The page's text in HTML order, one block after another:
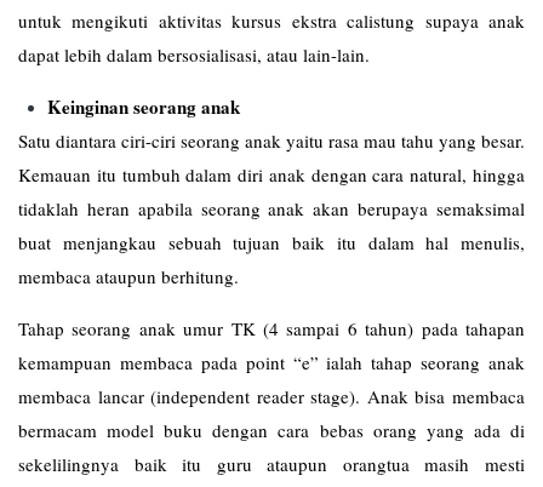
untuk mengikuti aktivitas kursus ekstra calistung supaya anak
dapat lebih dalam bersosialisasi, atau lain-lain.
Keinginan seorang anak
Satu diantara ciri-ciri seorang anak yaitu rasa mau tahu yang besar.
Kemauan itu tumbuh dalam diri anak dengan cara natural, hingga
tidaklah heran apabila seorang anak akan berupaya semaksimal
buat menjangkau sebuah tujuan baik itu dalam hal menulis,
membaca ataupun berhitung.
Tahap seorang anak umur TK (4 sampai 6 tahun) pada tahapan
kemampuan membaca pada point “e” ialah tahap seorang anak
membaca lancar (independent reader stage). Anak bisa membaca
bermacam model buku dengan cara bebas orang yang ada di
sekelilingnya baik itu guru ataupun orangtua masih mesti